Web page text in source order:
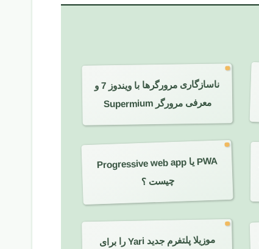
ناسازگاری مرورگرها با ویندوز 7 و
معرفی مرورگر Supermium
PWA یا
Progressive web app
چیست ؟
موزیلا پلتفرم جدید Yari را برای